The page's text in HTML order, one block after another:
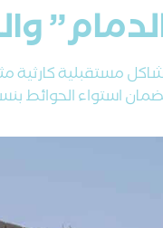
مستقبلية
يوفر عليك تكاليف معجون الدهانات